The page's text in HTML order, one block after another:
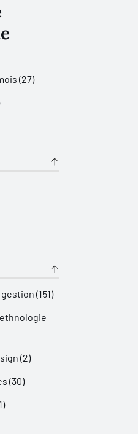
(27)
(151)
(2)
(30)